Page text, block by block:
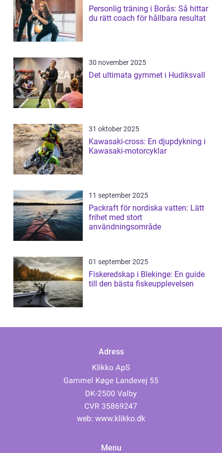
Personlig träning i Borås: Så hittar
du rätt coach för hållbara resultat
30 november 2025
Det ultimata gymmet i Hudiksvall
31 oktober 2025
Kawasaki-cross: En djupdykning i
Kawasaki-motorcyklar
11 september 2025
Packraft för nordiska vatten: Lätt
frihet med stort
användningsområde
01 september 2025
Fiskeredskap i Blekinge: En guide
till den bästa fiskeupplevelsen
Adress
web: www.klikko.dk
Menu